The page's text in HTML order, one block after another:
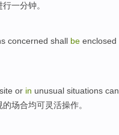
行一分钟。
concerned shall be enclosed
site or in unusual situations can
的场合均可灵活操作。